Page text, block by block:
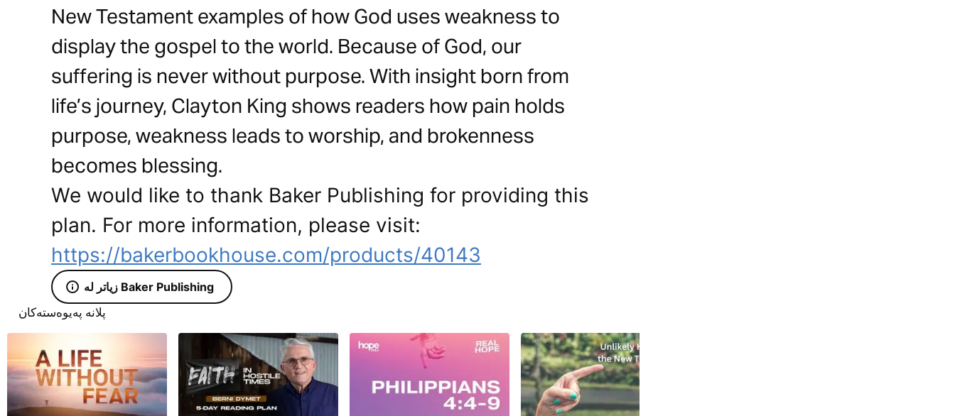
New Testament examples of how God uses weakness to
display the gospel to the world. Because of God, our
suffering is never without purpose. With insight born from
life’s journey, Clayton King shows readers how pain holds
purpose, weakness leads to worship, and brokenness
becomes blessing.
We would like to thank Baker Publishing for providing this
plan. For more information, please visit:
https://bakerbookhouse.com/products/40143
زیاتر لە Baker Publishing
پلانە پەیوەستەکان